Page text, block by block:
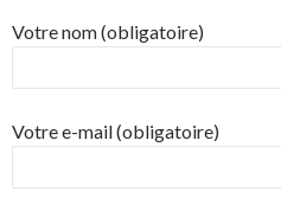
Votre nom (obligatoire)
Votre e-mail (obligatoire)